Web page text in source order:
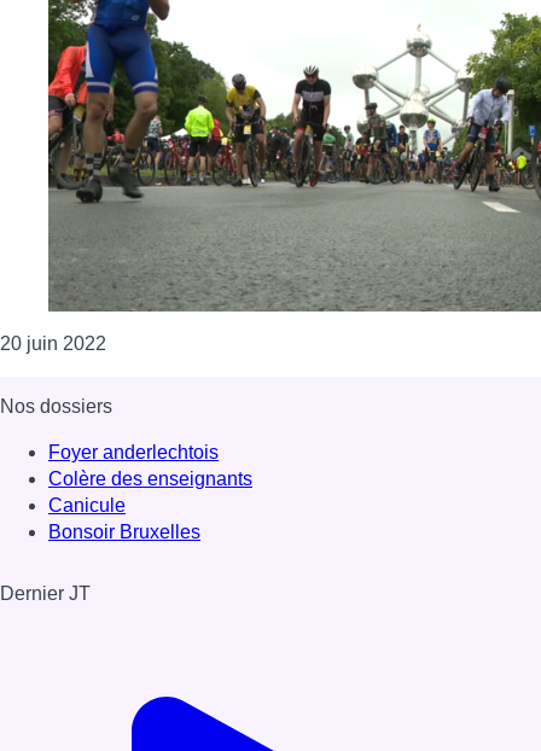
20 juin 2022
Nos dossiers
Foyer anderlechtois
Colère des enseignants
Canicule
Bonsoir Bruxelles
Dernier JT